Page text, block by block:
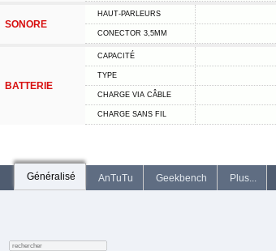
SONORE
HAUT-PARLEURS
CONECTOR 3,5MM
BATTERIE
CAPACITÉ
TYPE
CHARGE VIA CÂBLE
CHARGE SANS FIL
Généralisé AnTuTu Geekbench Plus...